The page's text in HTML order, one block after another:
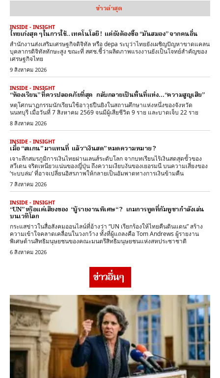
ข่าวล่าสุด
INSIDE - INSIGHT
ไทยเก่งสุด ๆ ในการใช้.. เทคโนโลยี ! แต่ยังต้องซื้อ “มันสมอง” จากคนอื่น
สำนักงานส่งเสริมเศรษฐกิจดิจิทัล หรือ depa ระบุว่าไทยยังเผชิญปัญหาขาดแคลน
บุคลากรดิจิทัลทักษะสูง ขณะที่ สศช.ชี้ว่าผลิตภาพแรงงานยังเป็นโจทย์สำคัญของ
เศรษฐกิจไทย
9 สิงหาคม 2026
INSIDE - INSIGHT
“ห้องเรียน” ที่ควรปลอดภัยที่สุด กลับกลายเป็นพื้นที่แห่ง…“ความสูญเสีย”
หตุโศกนาฏกรรมนักเรียนใช้อาวุธปืนยิงในสถานศึกษาแห่งหนึ่งของจังหวัด
นนทบุรี เมื่อวันที่ 7 สิงหาคม 2569 จนมีผู้เสียชีวิต 9 ราย และบาดเจ็บ 22 ราย
8 สิงหาคม 2026
INSIDE - INSIGHT
เมื่อ “สแกน” มาแทนที่ แล้ว“เงินสด” หมดความหมาย ?
เจาะลึกสมรภูมิการเงินไทยผ่านเลนส์ระดับโลก จากบทเรียนไร้เงินสดสุดขั้วของ
สวีเดน จริตเหนียวแน่นของญี่ปุ่น ถึงความเงียบงันของเยอรมนี บนความเสี่ยงของ
‘ระบบล่ม’ ที่อาจเปลี่ยนอิสรภาพให้กลายเป็นอัมพาตทางการเงินข้ามคืน
7 สิงหาคม 2026
INSIDE - INSIGHT
“UN” หรือแค่เสียงของ “ผู้รายงานพิเศษ“ ? เกมการทูตที่กัมพูชากำลังเล่น
บนเวทีโลก
กระแสข่าวในสื่อสังคมออนไลน์ที่อ้างว่า “UN เรียกร้องให้ไทยคืนดินแดน” สร้าง
ความเข้าใจคลาดเคลื่อนในวงกว้าง ทั้งที่ผู้แถลงคือ Tom Andrews ผู้รายงาน
พิเศษด้านสิทธิมนุษยชนของคณะมนตรีสิทธิมนุษยชนแห่งสหประชาชาติ
6 สิงหาคม 2026
ข่าวอื่นๆ